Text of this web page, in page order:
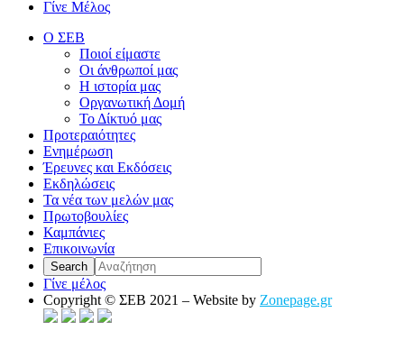
Γίνε Μέλος
Ο ΣΕΒ
Ποιοί είμαστε
Οι άνθρωποί μας
Η ιστορία μας
Οργανωτική Δομή
Το Δίκτυό μας
Προτεραιότητες
Ενημέρωση
Έρευνες και Εκδόσεις
Εκδηλώσεις
Τα νέα των μελών μας
Πρωτοβουλίες
Καμπάνιες
Επικοινωνία
Γίνε μέλος
Copyright © ΣΕΒ 2021 – Website by Zonepage.gr